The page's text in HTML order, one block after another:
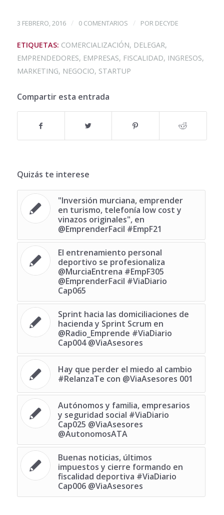
3 FEBRERO, 2016 / 0 COMENTARIOS / POR DECYDE
ETIQUETAS: COMERCIALIZACIÓN, DELEGAR,
EMPRENDEDORES, EMPRESAS, FISCALIDAD, INGRESOS,
MARKETING, NEGOCIO, STARTUP
Compartir esta entrada
Quizás te interese
"Inversión murciana, emprender
en turismo, telefonía low cost y
vinazos originales", en
@EmprenderFacil #EmpF21
El entrenamiento personal
deportivo se profesionaliza
@MurciaEntrena #EmpF305
@EmprenderFacil #ViaDiario
Cap065
Sprint hacia las domiciliaciones de
hacienda y Sprint Scrum en
@Radio_Emprende #ViaDiario
Cap004 @ViaAsesores
Hay que perder el miedo al cambio
#RelanzaTe con @ViaAsesores 001
Autónomos y familia, empresarios
y seguridad social #ViaDiario
Cap025 @ViaAsesores
@AutonomosATA
Buenas noticias, últimos
impuestos y cierre formando en
fiscalidad deportiva #ViaDiario
Cap006 @ViaAsesores